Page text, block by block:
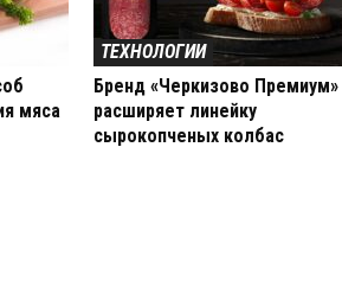
мяса
ТЕХНОЛОГИИ
Бренд «Черкизово Премиум»
расширяет линейку
сырокопченых колбас